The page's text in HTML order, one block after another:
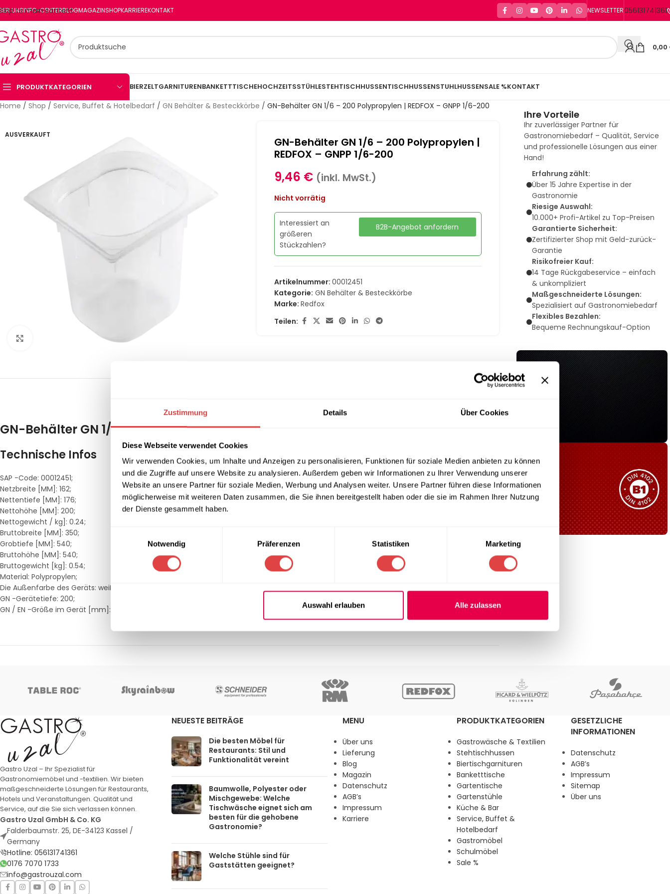
Zustimmung Details Über Cookies
Diese Webseite verwendet Cookies
Wir verwenden Cookies, um Inhalte und Anzeigen zu personalisieren, Funktionen für soziale Medien anbieten zu können
und die Zugriffe auf unsere Website zu analysieren. Außerdem geben wir Informationen zu Ihrer Verwendung unserer
Website an unsere Partner für soziale Medien, Werbung und Analysen weiter. Unsere Partner führen diese Informationen
möglicherweise mit weiteren Daten zusammen, die Sie ihnen bereitgestellt haben oder die sie im Rahmen Ihrer Nutzung
der Dienste gesammelt haben.
Notwendig
Präferenzen Statistiken Marketing
Auswahl erlauben Alle zulassen
Skip to main content
UNSINFO-CENTERBLOGMAGAZINSHOPKARRIEREKONTAKT NEWSLETTER056131741361
0,00
PRODUKTKATEGORIEN BIERZELTGARNITURENBANKETTTISCHEHOCHZEITSSTÜHLESTEHTISCHHUSSENTISCHHUSSENSTUHLHUSSENSALE %KONTAKT
Home / Shop / Service, Buffet & Hotelbedarf / GN Behälter & Besteckkörbe / GN-Behälter GN 1/6 – 200 Polypropylen | REDFOX – GNPP 1/6-200
AUSVERKAUFT
Klick zum Vergrößern
GN-Behälter GN 1/6 – 200 Polypropylen |
REDFOX – GNPP 1/6-200
9,46 € (inkl. MwSt.)
Nicht vorrätig
Interessiert an
größeren
Stückzahlen?
B2B-Angebot anfordern
Artikelnummer:00012451
Kategorie: GN Behälter & Besteckkörbe
Marke:Redfox
Teilen:
GN-Behälter GN 1/6 – 200 Polypropylen | REDFOX – GNPP 1/6-200
Technische Infos
SAP -Code: 00012451;
Netzbreite [MM]: 162;
Nettentiefe [MM]: 176;
Nettohöhe [MM]: 200;
Nettogewicht / kg]: 0.24;
Bruttobreite [MM]: 350;
Grobtiefe [MM]: 540;
Bruttohöhe [MM]: 540;
Bruttogewicht [kg]: 0.54;
Material: Polypropylen;
Die Außenfarbe des Geräts: weiß;
GN -Gerätetiefe: 200;
GN / EN -Größe im Gerät [mm]: GN 1/6;
Ihre Vorteile
Ihr zuverlässiger Partner für
Gastronomiebedarf – Qualität, Service
und professionelle Lösungen aus einer
Hand!
Erfahrung zählt:
Über 15 Jahre Expertise in der
Gastronomie
Riesige Auswahl:
10.000+ Profi-Artikel zu Top-Preisen
Garantierte Sicherheit:
Zertifizierter Shop mit Geld-zurück-
Garantie
Risikofreier Kauf:
14 Tage Rückgabeservice – einfach
& unkompliziert
Maßgeschneiderte Lösungen:
Spezialisiert auf Gastronomiebedarf
Flexibles Bezahlen:
Bequeme Rechnungskauf-Option
Sie haben nicht das passende
Produkt gefunden?
Wir helfen Ihnen gerne weiter!
Kollektion ansehen
Gastro Uzal – Ihr Spezialist für
Gastronomiemöbel und -textilien. Wir bieten
maßgeschneiderte Lösungen für Restaurants,
Hotels und Veranstaltungen. Qualität und
Service, auf die Sie sich verlassen können.
Gastro Uzal GmbH & Co. KG
Falderbaumstr. 25, DE-34123 Kassel /
Germany
Hotline: 056131741361
0176 7070 1733
info@gastrouzal.com
NEUESTE BEITRÄGE
Die besten Möbel für
Restaurants: Stil und
Funktionalität vereint
Baumwolle, Polyester oder
Mischgewebe: Welche
Tischwäsche eignet sich am
besten für die gehobene
Gastronomie?
Welche Stühle sind für
Gaststätten geeignet?
MENU
Über uns
Lieferung
Blog
Magazin
Datenschutz
AGB’s
Impressum
Karriere
PRODUKTKATEGORIEN
Gastrowäsche & Textilien
Stehtischhussen
Biertischgarnituren
Banketttische
Gartentische
Gartenstühle
Küche & Bar
Service, Buffet &
Hotelbedarf
Gastromöbel
Schulmöbel
Sale %
GESETZLICHE
INFORMATIONEN
Datenschutz
AGB’s
Impressum
Sitemap
Über uns